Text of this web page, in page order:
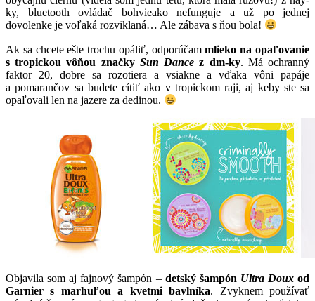
ky, bluetooth ovládač bohvieako nefunguje a už po jednej
dovolenke je voľaká rozviklaná… Ale zábava s ňou bola!
Ak sa chcete ešte trochu opáliť, odporúčammlieko na opaľovanie
s tropickou vôňou značky Sun Dance z dm-ky. Má ochranný
faktor 20, dobre sa rozotiera a vsiakne a vďaka vôni papáje
a pomarančov sa budete cítiť ako v tropickom raji, aj keby ste sa
opaľovali len na jazere za dedinou.
Objavila som aj fajnový šampón – detský šampón Ultra Douxod
Garnier s marhuľou a kvetmi bavlníka. Zvyknem používať